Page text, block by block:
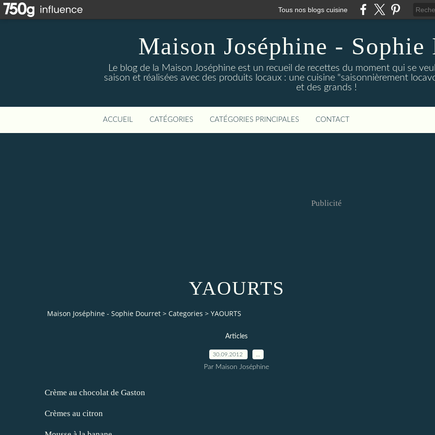
Tous nos blogs cuisine
Maison Joséphine - Sophie
Le blog de la Maison Joséphine est un recueil de recettes du moment qui se
saison et réalisées avec des produits locaux : une cuisine "saisonnièrement
et des grands !
ACCUEIL CATÉGORIES CATÉGORIES PRINCIPALES CONTACT
Publicité
YAOURTS
Maison Joséphine - Sophie Dourret > Categories > YAOURTS
Articles
30.09.2012
Par Maison Joséphine
Crème au chocolat de Gaston
Crèmes au citron